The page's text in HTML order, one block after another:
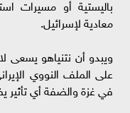
باليستية أو مسيرات
معادية لإسرائيل.
ويبدو أن نتنياهو يسعى
على الملف النووي
في غزة والضفة أي تأثير